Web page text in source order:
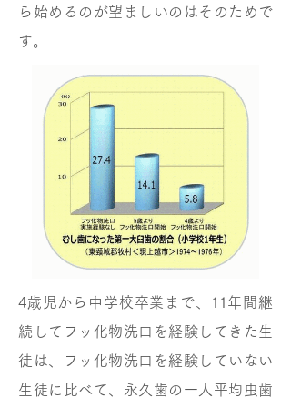
ら始めるのが望ましいのはそのためで
す。
4歳児から中学校卒業まで、11年間継
続してフッ化物洗口を経験してきた生
徒は、フッ化物洗口を経験していない
生徒に比べて、永久歯の一人平均虫歯